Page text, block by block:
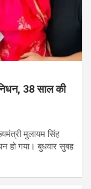
38 साल की
मुलायम सिंह
हो गया। बुधवार सुबह